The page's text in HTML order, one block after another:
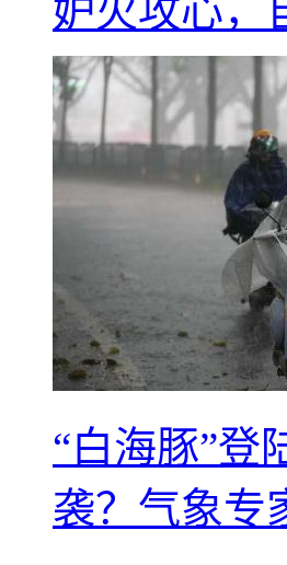
妒火攻心，
“白海豚”登
袭？气象专